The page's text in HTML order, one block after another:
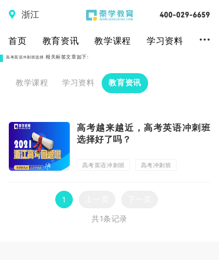
浙江
首页 教育资讯 教学课程 学习资料 ...
高考英语冲刺班选择 相关标签文章如下:
教学课程 学习资料 教育资讯
高考越来越近，高考英语冲刺班
选择好了吗？
高考英语冲刺班
高考冲刺班
1
共1条记录